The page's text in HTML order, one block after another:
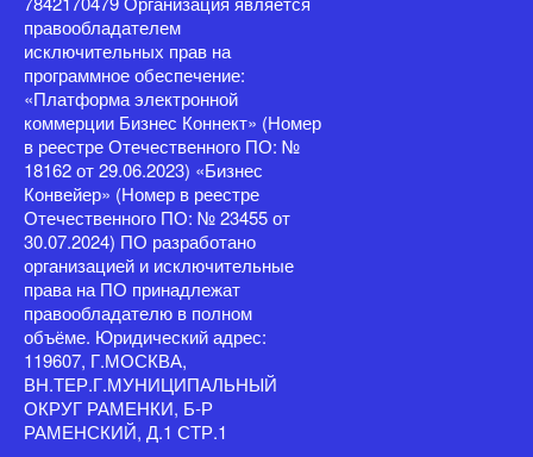
ООО Бизнес Коннект ИНН:
7842170479 Организация является
правообладателем
исключительных прав на
программное обеспечение:
«Платформа электронной
коммерции Бизнес Коннект» (Номер
в реестре Отечественного ПО: №
18162 от 29.06.2023) «Бизнес
Конвейер» (Номер в реестре
Отечественного ПО: № 23455 от
30.07.2024) ПО разработано
организацией и исключительные
права на ПО принадлежат
правообладателю в полном
объёме. Юридический адрес:
119607, Г.МОСКВА,
ВН.ТЕР.Г.МУНИЦИПАЛЬНЫЙ
ОКРУГ РАМЕНКИ, Б-Р